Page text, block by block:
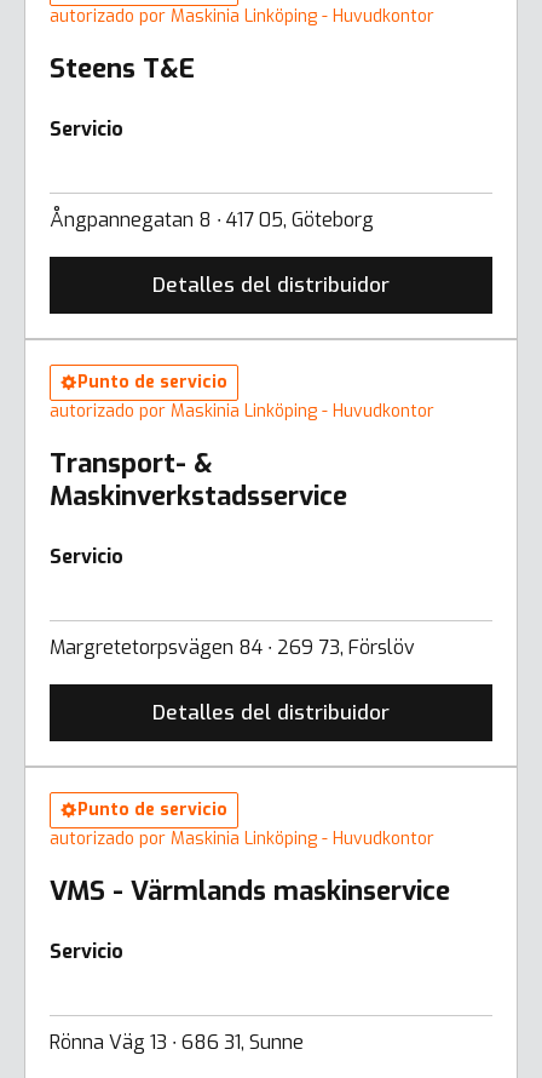
autorizado por Maskinia Linköping - Huvudkontor
Steens T&E
Servicio
Ångpannegatan 8 ∙ 417 05, Göteborg
Detalles del distribuidor
Punto de servicio
autorizado por Maskinia Linköping - Huvudkontor
Transport- &
Maskinverkstadsservice
Servicio
Margretetorpsvägen 84 ∙ 269 73, Förslöv
Detalles del distribuidor
Punto de servicio
autorizado por Maskinia Linköping - Huvudkontor
VMS - Värmlands maskinservice
Servicio
Rönna Väg 13 ∙ 686 31, Sunne